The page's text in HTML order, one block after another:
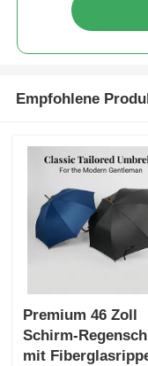
Empfohlene
Premium 46 Zoll
Schirm-
mit